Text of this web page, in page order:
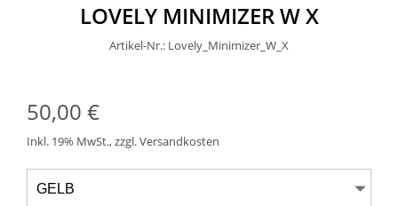
LOVELY MINIMIZER W X
Artikel-Nr.: Lovely_Minimizer_W_X
50,00 €
Inkl. 19% MwSt.,zzgl.Versandkosten